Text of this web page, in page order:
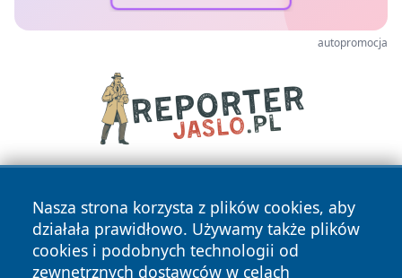
autopromocja
Nasza strona korzysta z plików cookies, aby
działała prawidłowo. Używamy także plików
cookies i podobnych technologii od
zewnętrznych dostawców w celach